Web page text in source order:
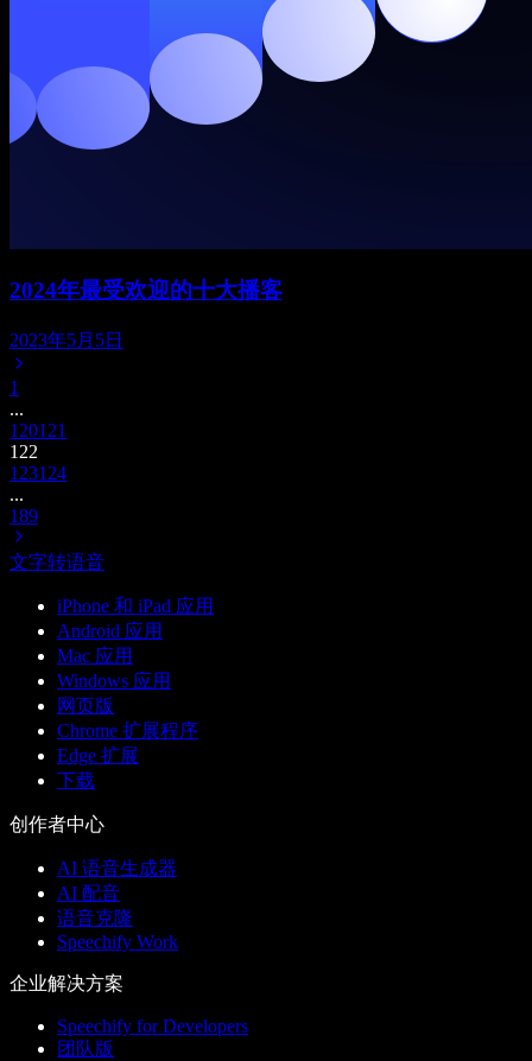
2024年最受欢迎的十大播客
2023年5月5日
1
...
120121
122
123124
...
189
文字转语音
iPhone 和 iPad 应用
Android 应用
Mac 应用
Windows 应用
网页版
Chrome 扩展程序
Edge 扩展
下载
创作者中心
AI 语音生成器
AI 配音
语音克隆
Speechify Work
企业解决方案
Speechify for Developers
团队版